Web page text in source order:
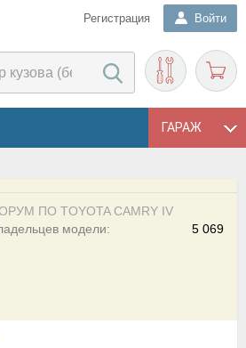
Регистрация Войти
ГАРАЖ
ПО TOYOTA CAMRY IV
5 069
модели: